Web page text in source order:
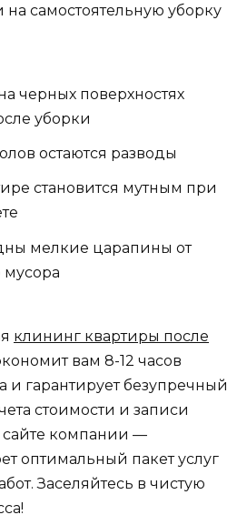
самостоятельную уборку
черных поверхностях
уборки
остаются разводы
становится мутным при
мелкие царапины от
мусора
клининг квартиры после
вам 8-12 часов
и гарантирует безупречный
стоимости и записи
сайте компании —
оптимальный пакет услуг
Заселяйтесь в чистую